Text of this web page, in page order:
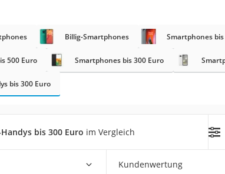
Telefon
200 Euro
Billig-Smartphones Smartphones
500 Euro Smartphones bis 300 Euro
bis 300 Euro
bis 300 Euro im Vergleich
Kundenwertung